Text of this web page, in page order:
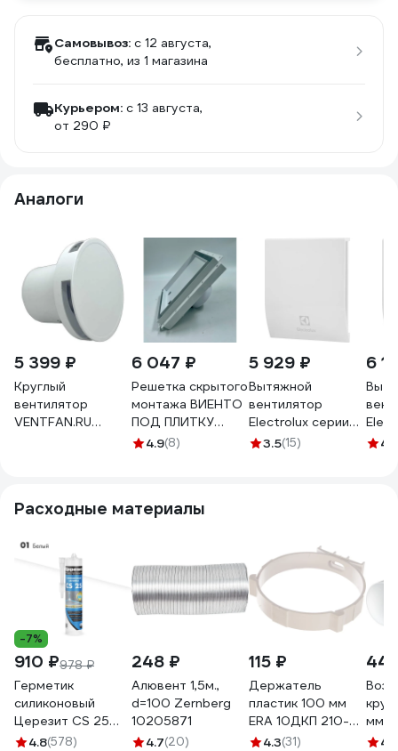
Самовывоз: c 12 августа,
бесплатно, из 1 магазина
Курьером: c 13 августа,
от 290 ₽
Аналоги
5 399 ₽
Круглый
вентилятор
VENTFAN.RU
пластик, D100мм
White
6 047 ₽
Решетка скрытого
монтажа ВИЕНТО
ПОД ПЛИТКУ
237х237 с
клапан, белая
бел
4.9(8)
5 929 ₽
Вытяжной
вентилятор
Electrolux серии
Magic EAFM -
3.5(15)
6
4.8
Расходные материалы
-7%
910 ₽978 ₽
Герметик
силиконовый
Церезит CS 25
№01, белая, 280
4.8(578)
248 ₽
Алювент 1,5м.,
d=100 Zernberg
10205871
4.7(20)
115 ₽
Держатель
пластик 100 мм
ERA 10ДКП 210-
0014.3(31)
мм; 1
4.8